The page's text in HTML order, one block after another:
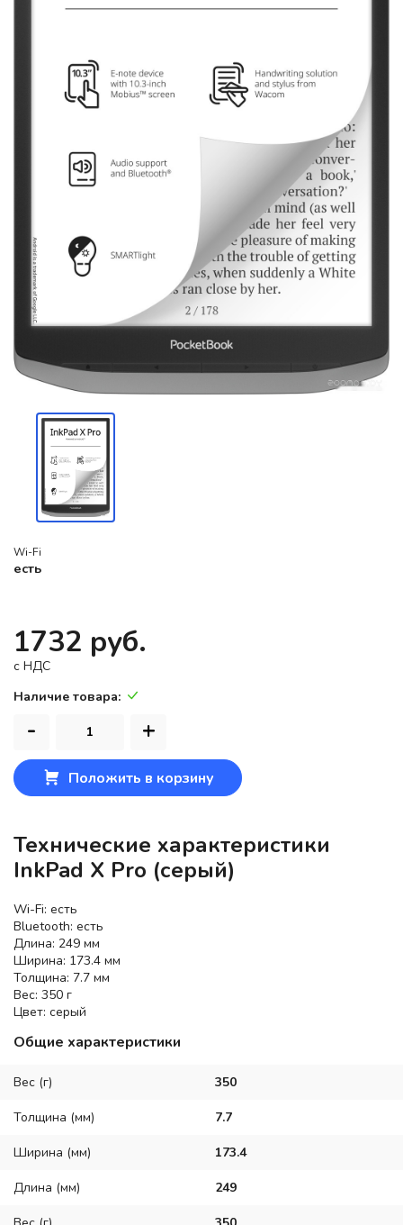
Wi-Fi
есть
1732 руб.
c НДС
Наличие товара:
- +
Положить в корзину
Технические характеристики
InkPad X Pro (серый)
Wi-Fi: есть
Bluetooth: есть
Длина: 249 мм
Ширина: 173.4 мм
Толщина: 7.7 мм
Вес: 350 г
Цвет: серый
Общие характеристики
Вес (г) 350
Толщина (мм) 7.7
Ширина (мм) 173.4
Длина (мм) 249